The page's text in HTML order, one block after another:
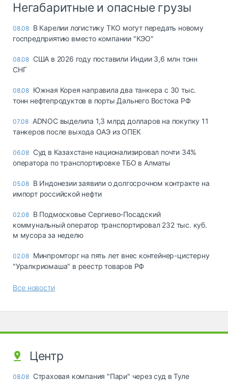
Негабаритные и опасные грузы
08.08 В Карелии логистику ТКО могут передать новому
госпредприятию вместо компании "КЭО"
08.08 США в 2026 году поставили Индии 3,6 млн тонн
СНГ
08.08 Южная Корея направила два танкера с 30 тыс.
тонн нефтепродуктов в порты Дальнего Востока РФ
07.08 ADNOC выделила 1,3 млрд долларов на покупку 11
танкеров после выхода ОАЭ из ОПЕК
06.08 Суд в Казахстане национализировал почти 34%
оператора по транспортировке ТБО в Алматы
05.08 В Индонезии заявили о долгосрочном контракте на
импорт российской нефти
02.08 В Подмосковье Сергиево-Посадский
коммунальный оператор транспортировал 232 тыс. куб.
м мусора за неделю
02.08 Минпромторг на пять лет внес контейнер-цистерну
"Уралкриомаша" в реестр товаров РФ
Все новости
Центр
08.08 Страховая компания "Пари" через суд в Туле